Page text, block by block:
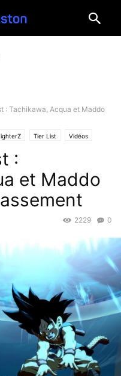
: Tachikawa, Acqua et Maddo
Tier List Vidéos
:
et Maddo
0
2229